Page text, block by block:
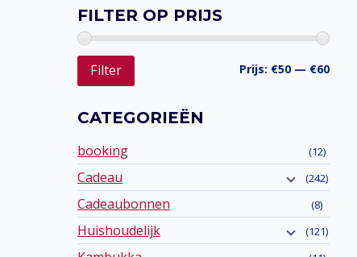
FILTER OP PRIJS
Min.
Max.
Filter Prijs: €50 — €60
CATEGORIEËN
booking (12)
Cadeau (242)
Cadeaubonnen (8)
Huishoudelijk (121)